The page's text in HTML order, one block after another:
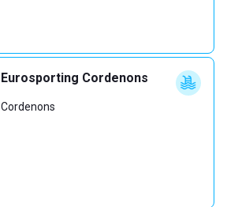
Eurosporting Cordenons
Cordenons